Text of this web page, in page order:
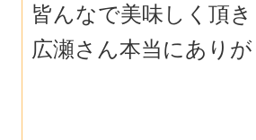
皆んなで美味しく頂
広瀬さん本当にあり